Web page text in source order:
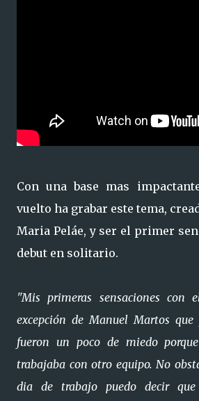
Con una base mas
vuelto ha grabar este tema,
Maria Peláe, y ser el primer
debut en solitario.
"Mis primeras sensaciones con
excepción de Manuel Martos que
fueron un poco de miedo
trabajaba con otro equipo. No
dia de trabajo puedo decir